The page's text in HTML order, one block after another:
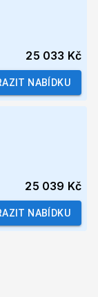
25 033 Kč
NABÍDKU
25 039 Kč
NABÍDKU